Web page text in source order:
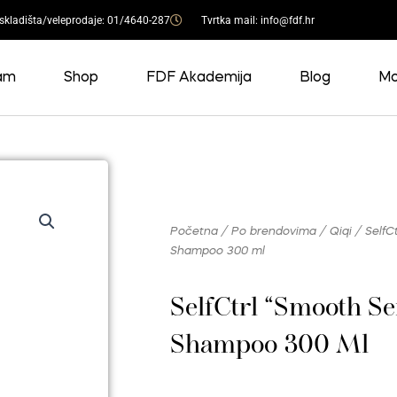
veleprodaje: 01/4640-287 Tvrtka mail: info@fdf.hr
Shop FDF Akademija Blog
Početna / Po brendovima / Qiqi /
Shampoo 300 ml
SelfCtrl “Smooth
Shampoo 300 Ml